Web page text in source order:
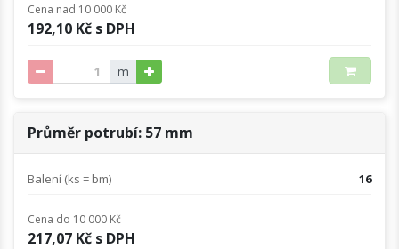
Cena nad 10 000 Kč
192,10 Kč s DPH
m
Průměr potrubí: 57 mm
Balení (ks = bm) 16
Cena do 10 000 Kč
217,07 Kč s DPH